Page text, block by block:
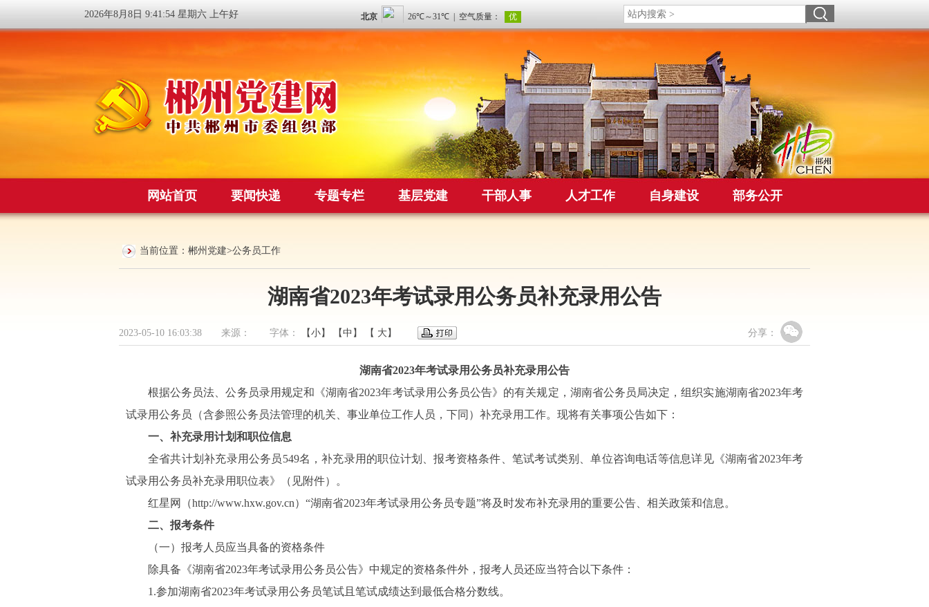
2026年8月8日 9:41:54 星期六 上午好
网站首页 要闻快递 专题专栏 基层党建 干部人事 人才工作 自身建设 部务公开
当前位置： 郴州党建>公务员工作
湖南省2023年考试录用公务员补充录用公告
2023-05-10 16:03:38 来源： 字体： 【小】 【中】 【 大】 分享：
湖南省2023年考试录用公务员补充录用公告
根据公务员法、公务员录用规定和《湖南省2023年考试录用公务员公告》的有关规定，湖南省公务员局决定，组织实施湖南省2023年考
试录用公务员（含参照公务员法管理的机关、事业单位工作人员，下同）补充录用工作。现将有关事项公告如下：
一、补充录用计划和职位信息
全省共计划补充录用公务员549名，补充录用的职位计划、报考资格条件、笔试考试类别、单位咨询电话等信息详见《湖南省2023年考
试录用公务员补充录用职位表》（见附件）。
红星网（http://www.hxw.gov.cn）“湖南省2023年考试录用公务员专题”将及时发布补充录用的重要公告、相关政策和信息。
二、报考条件
（一）报考人员应当具备的资格条件
除具备《湖南省2023年考试录用公务员公告》中规定的资格条件外，报考人员还应当符合以下条件：
1.参加湖南省2023年考试录用公务员笔试且笔试成绩达到最低合格分数线。